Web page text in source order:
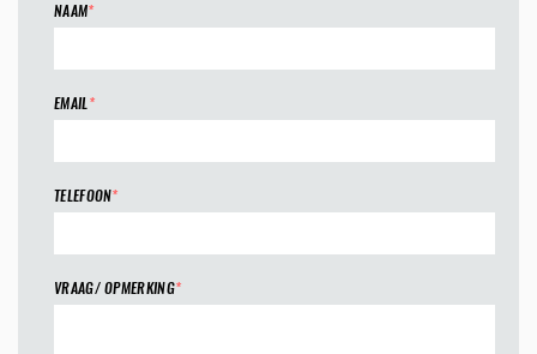
NAAM*
EMAIL*
TELEFOON*
VRAAG/ OPMERKING*